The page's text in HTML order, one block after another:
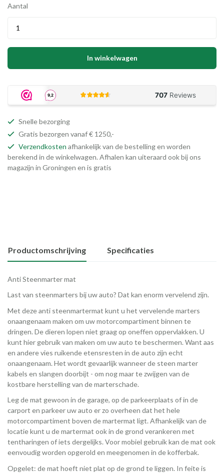
Aantal
In winkelwagen
Snelle bezorging
Gratis bezorgen vanaf € 1250,-
Verzendkosten afhankelijk van de bestelling en worden
berekend in de winkelwagen. Afhalen kan uiteraard ook bij ons
magazijn in Groningen en is gratis
Productomschrijving Specificaties
Anti Steenmarter mat
Last van steenmarters bij uw auto? Dat kan enorm vervelend zijn.
Met deze anti steenmartermat kunt u het vervelende marters
onaangenaam maken om uw motorcompartiment binnen te
dringen. De dieren lopen niet graag op oneffen oppervlakken. U
kunt hier gebruik van maken om uw auto te beschermen. Want aas
en andere vies ruikende etensresten in de auto zijn echt
onaangenaam. Het wordt gevaarlijk wanneer de steen marter
kabels en slangen doorbijt - om nog maar te zwijgen van de
kostbare herstelling van de marterschade.
Leg de mat gewoon in de garage, op de parkeerplaats of in de
carport en parkeer uw auto er zo overheen dat het hele
motorcompartiment boven de martermat ligt. Afhankelijk van de
locatie kunt u de martermat ook in de grond verankeren met
tentharingen of iets dergelijks. Voor mobiel gebruik kan de mat ook
eenvoudig worden opgerold en meegenomen in de kofferbak.
Opgelet: de mat hoeft niet plat op de grond te liggen. In feite is